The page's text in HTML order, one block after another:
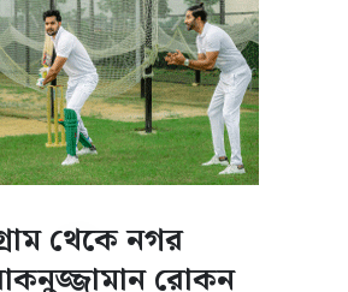
থেকে নগর
রোকন